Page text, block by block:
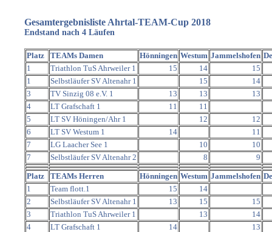
Gesamtergebnisliste Ahrtal-TEAM-Cup 2018
Endstand nach 4 Läufen
Platz TEAMs Damen Hönningen Westum Jammelshofen
1
Triathlon TuS Ahrweiler 1 15 14
15
1
Selbstläufer SV Altenahr 1 15
14
3
TV Sinzig 08 e.V. 1 13 13
13
4
LT Grafschaft 1 11
11
5
LT SV Höningen/Ahr 1 12
12
6
LT SV Westum 1 14
11
7
LG Laacher See 1 10
10
7
Selbstläufer SV Altenahr 2 8 9
Platz TEAMs Herren Hönningen Westum Jammelshofen
1
Team flott.1 15
14
2
Selbstläufer SV Altenahr 1 13 15
15
3
Triathlon TuS Ahrweiler 1 13
14
4
LT Grafschaft 1 14
13